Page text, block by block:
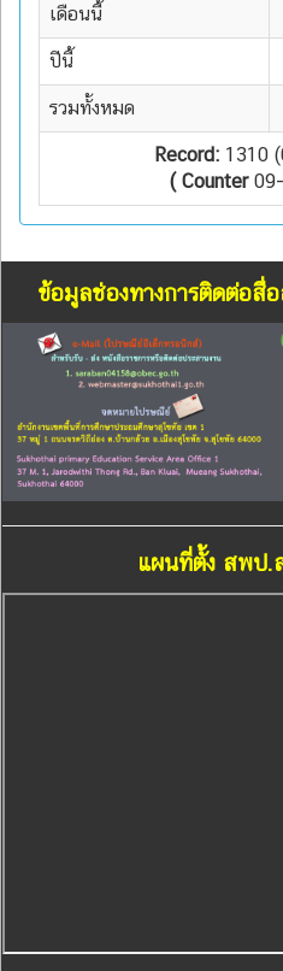
เดือนนี้
ปีนี้
รวมทั้งหมด
Record: 1310
( Counter09-
ข้อมูลช่องทางการติดต่อสื่
แผนที่ตั้ง สพป.